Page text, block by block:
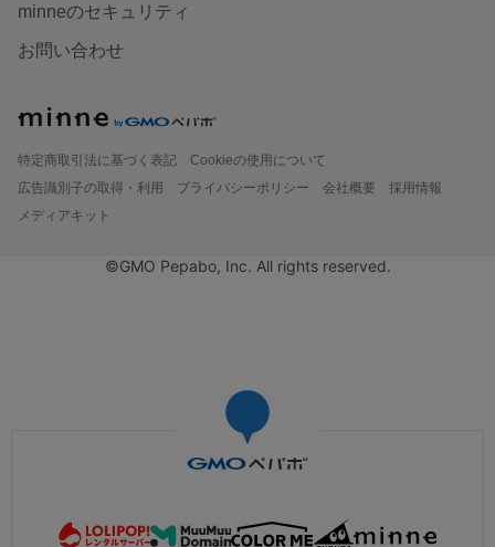
minneのセキュリティ
お問い合わせ
特定商取引法に基づく表記
Cookieの使用について
広告識別子の取得・利用
プライバシーポリシー 会社概要
採用情報
メディアキット
©GMO Pepabo, Inc. All rights reserved.